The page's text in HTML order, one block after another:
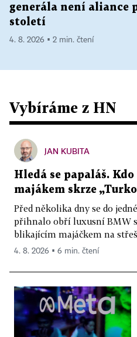
generála není aliance
století
4. 8. 2026 ▪ 2 min. čtení
Vybíráme z HN
JAN KUBITA
Hledá se papaláš.
majákem skrze
Před několika dny se do
přihnalo obří luxusní BMW
blikajícím majáčkem na
4. 8. 2026 ▪ 6 min. čtení